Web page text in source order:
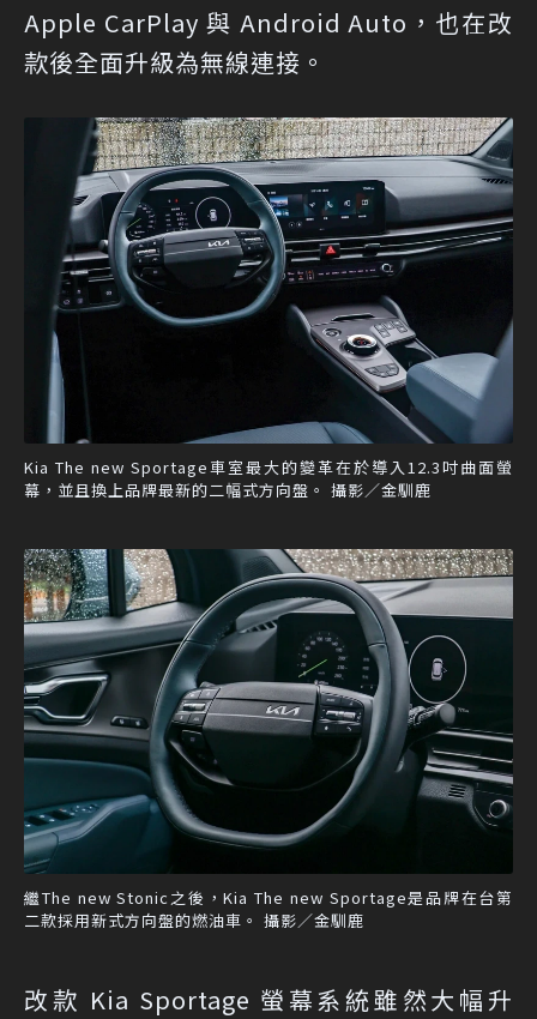
Apple CarPlay 與 Android Auto，也在改
款後全面升級為無線連接。
Kia The new Sportage車室最大的變革在於導入12.3吋曲面螢
幕，並且換上品牌最新的二幅式方向盤。 攝影／金馴鹿
繼The new Stonic之後，Kia The new Sportage是品牌在台第
二款採用新式方向盤的燃油車。 攝影／金馴鹿
改款 Kia Sportage 螢幕系統雖然大幅升